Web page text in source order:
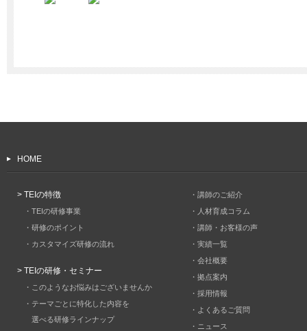
HOME
> TEIの特徴
・TEIの研修事業
・研修のポイント
・カスタマイズ研修の流れ
> TEIの研修・セミナー
・このようなお悩みはございませんか
・テーマごとに特化した内容を
選べる研修ラインナップ
・講師のご紹介
・人材育成コラム
・講師・お客様の声
・実績一覧
・会社概要
・拠点案内
・採用情報
・よくあるご質問
・ニュース